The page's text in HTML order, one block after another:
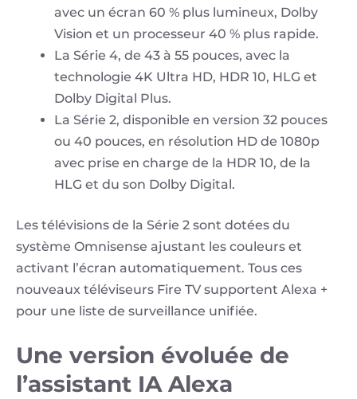
avec un écran 60 % plus lumineux, Dolby
Vision et un processeur 40 % plus rapide.
La Série 4, de 43 à 55 pouces, avec la
technologie 4K Ultra HD, HDR 10, HLG et
Dolby Digital Plus.
La Série 2, disponible en version 32 pouces
ou 40 pouces, en résolution HD de 1080p
avec prise en charge de la HDR 10, de la
HLG et du son Dolby Digital.
Les télévisions de la Série 2 sont dotées du
système Omnisense ajustant les couleurs et
activant l’écran automatiquement. Tous ces
nouveaux téléviseurs Fire TV supportent Alexa +
pour une liste de surveillance unifiée.
Une version évoluée de
l’assistant IA Alexa